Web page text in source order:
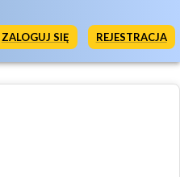
ZALOGUJ SIĘ REJESTRACJA